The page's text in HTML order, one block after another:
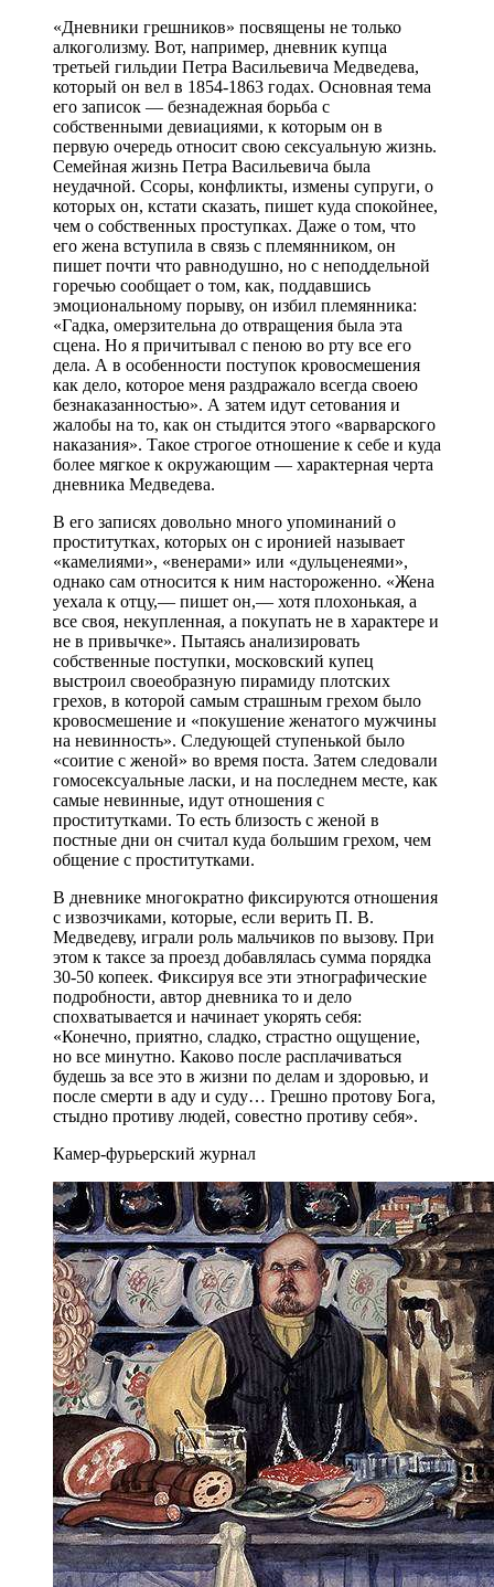
«Дневники грешников» посвящены не только
алкоголизму. Вот, например, дневник купца
третьей гильдии Петра Васильевича Медведева,
который он вел в 1854-1863 годах. Основная тема
его записок — безнадежная борьба с
собственными девиациями, к которым он в
первую очередь относит свою сексуальную жизнь.
Семейная жизнь Петра Васильевича была
неудачной. Ссоры, конфликты, измены супруги, о
которых он, кстати сказать, пишет куда спокойнее,
чем о собственных проступках. Даже о том, что
его жена вступила в связь с племянником, он
пишет почти что равнодушно, но с неподдельной
горечью сообщает о том, как, поддавшись
эмоциональному порыву, он избил племянника:
«Гадка, омерзительна до отвращения была эта
сцена. Но я причитывал с пеною во рту все его
дела. А в особенности поступок кровосмешения
как дело, которое меня раздражало всегда своею
безнаказанностью». А затем идут сетования и
жалобы на то, как он стыдится этого «варварского
наказания». Такое строгое отношение к себе и куда
более мягкое к окружающим — характерная черта
дневника Медведева.
В его записях довольно много упоминаний о
проститутках, которых он с иронией называет
«камелиями», «венерами» или «дульценеями»,
однако сам относится к ним настороженно. «Жена
уехала к отцу,— пишет он,— хотя плохонькая, а
все своя, некупленная, а покупать не в характере и
не в привычке». Пытаясь анализировать
собственные поступки, московский купец
выстроил своеобразную пирамиду плотских
грехов, в которой самым страшным грехом было
кровосмешение и «покушение женатого мужчины
на невинность». Следующей ступенькой было
«соитие с женой» во время поста. Затем следовали
гомосексуальные ласки, и на последнем месте, как
самые невинные, идут отношения с
проститутками. То есть близость с женой в
постные дни он считал куда большим грехом, чем
общение с проститутками.
В дневнике многократно фиксируются отношения
с извозчиками, которые, если верить П. В.
Медведеву, играли роль мальчиков по вызову. При
этом к таксе за проезд добавлялась сумма порядка
30-50 копеек. Фиксируя все эти этнографические
подробности, автор дневника то и дело
спохватывается и начинает укорять себя:
«Конечно, приятно, сладко, страстно ощущение,
но все минутно. Каково после расплачиваться
будешь за все это в жизни по делам и здоровью, и
после смерти в аду и суду… Грешно протову Бога,
стыдно противу людей, совестно противу себя».
Камер-фурьерский журнал